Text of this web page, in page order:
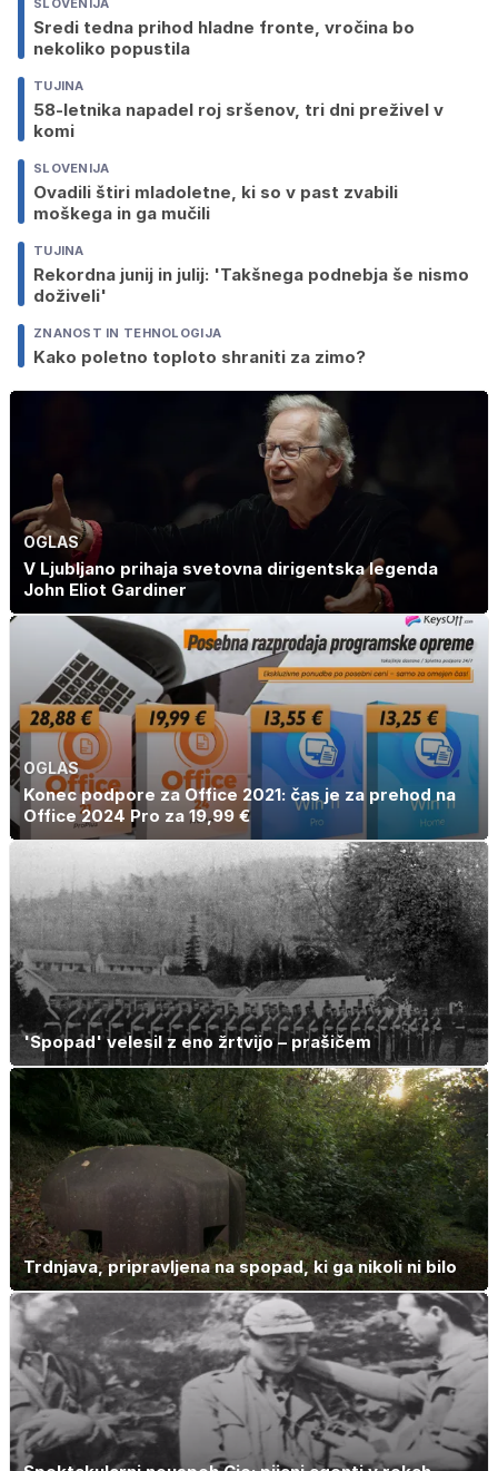
Sredi tedna prihod hladne fronte, vročina bo
nekoliko popustila
TUJINA
58-letnika napadel roj sršenov, tri dni preživel v
komi
SLOVENIJA
Ovadili štiri mladoletne, ki so v past zvabili
moškega in ga mučili
TUJINA
Rekordna junij in julij: 'Takšnega podnebja še nismo
doživeli'
ZNANOST IN TEHNOLOGIJA
Kako poletno toploto shraniti za zimo?
OGLAS
V Ljubljano prihaja svetovna dirigentska legenda
John Eliot Gardiner
OGLAS
Konec podpore za Office 2021: čas je za prehod na
Office 2024 Pro za 19,99 €
'Spopad' velesil z eno žrtvijo – prašičem
Trdnjava, pripravljena na spopad, ki ga nikoli ni bilo